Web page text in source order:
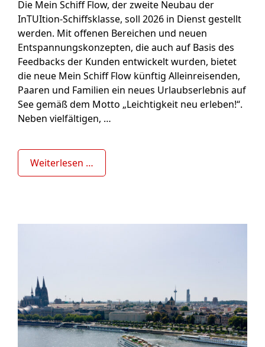
Die Mein Schiff Flow, der zweite Neubau der
InTUItion-Schiffsklasse, soll 2026 in Dienst gestellt
werden. Mit offenen Bereichen und neuen
Entspannungskonzepten, die auch auf Basis des
Feedbacks der Kunden entwickelt wurden, bietet
die neue Mein Schiff Flow künftig Alleinreisenden,
Paaren und Familien ein neues Urlaubserlebnis auf
See gemäß dem Motto „Leichtigkeit neu erleben!“.
Neben vielfältigen, …
Weiterlesen …